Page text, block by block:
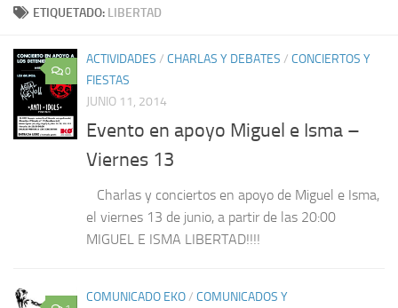
ETIQUETADO: LIBERTAD
0
ACTIVIDADES / CHARLAS Y DEBATES / CONCIERTOS Y
FIESTAS
JUNIO 11, 2014
Evento en apoyo Miguel e Isma –
Viernes 13
Charlas y conciertos en apoyo de Miguel e Isma,
el viernes 13 de junio, a partir de las 20:00
MIGUEL E ISMA LIBERTAD!!!!
COMUNICADO EKO/ COMUNICADOS Y